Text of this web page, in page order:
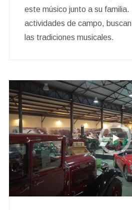
este músico junto a su familia.
actividades de campo,
las tradiciones musicales.